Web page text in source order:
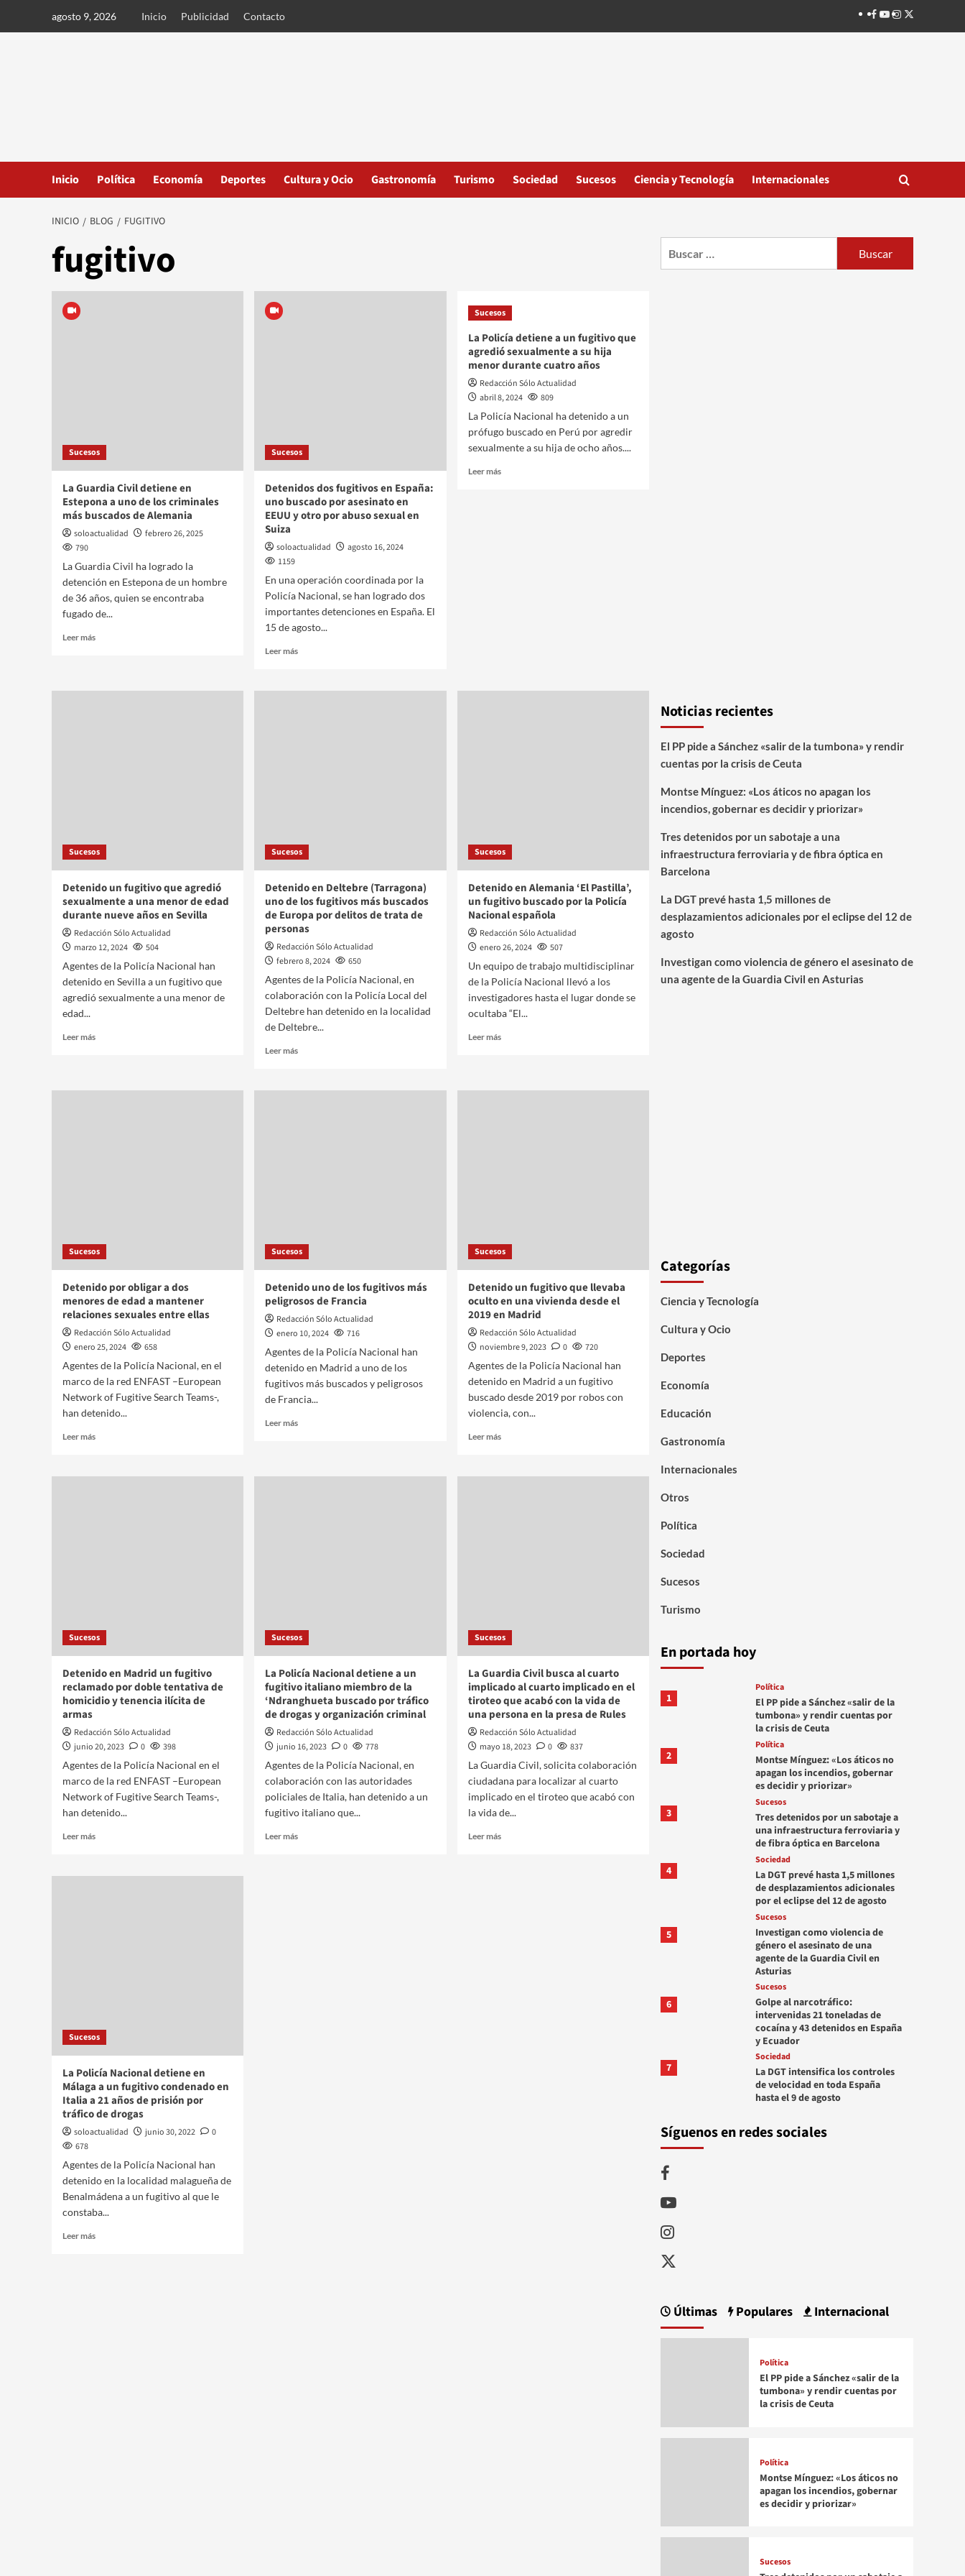
agosto 9, 2026 Inicio Publicidad Contacto Facebook
Youtube
Instagram
Twitter
Inicio Política Economía Deportes Cultura y Ocio Gastronomía Turismo Sociedad Sucesos Ciencia y Tecnología Internacionales
INICIO BLOG FUGITIVO
fugitivo
Sucesos
La Guardia Civil detiene en
Estepona a uno de los criminales
más buscados de Alemania
soloactualidad
febrero 26, 2025
790
La Guardia Civil ha logrado la
detención en Estepona de un hombre
de 36 años, quien se encontraba
fugado de...
Leer más
Sucesos
Detenidos dos fugitivos en España:
uno buscado por asesinato en
EEUU y otro por abuso sexual en
Suiza
soloactualidad
agosto 16, 2024
1159
En una operación coordinada por la
Policía Nacional, se han logrado dos
importantes detenciones en España. El
15 de agosto...
Leer más
Sucesos
La Policía detiene a un fugitivo que
agredió sexualmente a su hija
menor durante cuatro años
Redacción Sólo Actualidad
abril 8, 2024
809
La Policía Nacional ha detenido a un
prófugo buscado en Perú por agredir
sexualmente a su hija de ocho años....
Leer más
Sucesos
Detenido un fugitivo que agredió
sexualmente a una menor de edad
durante nueve años en Sevilla
Redacción Sólo Actualidad
marzo 12, 2024
504
Agentes de la Policía Nacional han
detenido en Sevilla a un fugitivo que
agredió sexualmente a una menor de
edad...
Leer más
Sucesos
Detenido en Deltebre (Tarragona)
uno de los fugitivos más buscados
de Europa por delitos de trata de
personas
Redacción Sólo Actualidad
febrero 8, 2024
650
Agentes de la Policía Nacional, en
colaboración con la Policía Local del
Deltebre han detenido en la localidad
de Deltebre...
Leer más
Sucesos
Detenido en Alemania ‘El Pastilla’,
un fugitivo buscado por la Policía
Nacional española
Redacción Sólo Actualidad
enero 26, 2024
507
Un equipo de trabajo multidisciplinar
de la Policía Nacional llevó a los
investigadores hasta el lugar donde se
ocultaba “El...
Leer más
Sucesos
Detenido por obligar a dos
menores de edad a mantener
relaciones sexuales entre ellas
Redacción Sólo Actualidad
enero 25, 2024
658
Agentes de la Policía Nacional, en el
marco de la red ENFAST –European
Network of Fugitive Search Teams-,
han detenido...
Leer más
Sucesos
Detenido uno de los fugitivos más
peligrosos de Francia
Redacción Sólo Actualidad
enero 10, 2024
716
Agentes de la Policía Nacional han
detenido en Madrid a uno de los
fugitivos más buscados y peligrosos
de Francia...
Leer más
Sucesos
Detenido un fugitivo que llevaba
oculto en una vivienda desde el
2019 en Madrid
Redacción Sólo Actualidad
noviembre 9, 2023
0
720
Agentes de la Policía Nacional han
detenido en Madrid a un fugitivo
buscado desde 2019 por robos con
violencia, con...
Leer más
Sucesos
Detenido en Madrid un fugitivo
reclamado por doble tentativa de
homicidio y tenencia ilícita de
armas
Redacción Sólo Actualidad
junio 20, 2023
0
398
Agentes de la Policía Nacional en el
marco de la red ENFAST –European
Network of Fugitive Search Teams-,
han detenido...
Leer más
Sucesos
La Policía Nacional detiene a un
fugitivo italiano miembro de la
‘Ndranghueta buscado por tráfico
de drogas y organización criminal
Redacción Sólo Actualidad
junio 16, 2023
0
778
Agentes de la Policía Nacional, en
colaboración con las autoridades
policiales de Italia, han detenido a un
fugitivo italiano que...
Leer más
Sucesos
La Guardia Civil busca al cuarto
implicado al cuarto implicado en el
tiroteo que acabó con la vida de
una persona en la presa de Rules
Redacción Sólo Actualidad
mayo 18, 2023
0
837
La Guardia Civil, solicita colaboración
ciudadana para localizar al cuarto
implicado en el tiroteo que acabó con
la vida de...
Leer más
Sucesos
La Policía Nacional detiene en
Málaga a un fugitivo condenado en
Italia a 21 años de prisión por
tráfico de drogas
soloactualidad junio 30, 2022
0
678
Agentes de la Policía Nacional han
detenido en la localidad malagueña de
Benalmádena a un fugitivo al que le
constaba...
Leer más
Noticias recientes
El PP pide a Sánchez «salir de la tumbona» y rendir
cuentas por la crisis de Ceuta
Montse Mínguez: «Los áticos no apagan los
incendios, gobernar es decidir y priorizar»
Tres detenidos por un sabotaje a una
infraestructura ferroviaria y de fibra óptica en
Barcelona
La DGT prevé hasta 1,5 millones de
desplazamientos adicionales por el eclipse del 12 de
agosto
Investigan como violencia de género el asesinato de
una agente de la Guardia Civil en Asturias
Categorías
Ciencia y Tecnología
Cultura y Ocio
Deportes
Economía
Educación
Gastronomía
Internacionales
Otros
Política
Sociedad
Sucesos
Turismo
En portada hoy
1
Política
El PP pide a Sánchez «salir de la
tumbona» y rendir cuentas por
la crisis de Ceuta
2
Política
Montse Mínguez: «Los áticos no
apagan los incendios, gobernar
es decidir y priorizar»
3
Sucesos
Tres detenidos por un sabotaje a
una infraestructura ferroviaria y
de fibra óptica en Barcelona
4
Sociedad
La DGT prevé hasta 1,5 millones
de desplazamientos adicionales
por el eclipse del 12 de agosto
5
Sucesos
Investigan como violencia de
género el asesinato de una
agente de la Guardia Civil en
Asturias
6
Sucesos
Golpe al narcotráfico:
intervenidas 21 toneladas de
cocaína y 43 detenidos en España
y Ecuador
7
Sociedad
La DGT intensifica los controles
de velocidad en toda España
hasta el 9 de agosto
Síguenos en redes sociales
Facebook
Youtube
Instagram
Twitter
Últimas Populares Internacional
Política
El PP pide a Sánchez «salir de la
tumbona» y rendir cuentas por
la crisis de Ceuta
Política
Montse Mínguez: «Los áticos no
apagan los incendios, gobernar
es decidir y priorizar»
Sucesos